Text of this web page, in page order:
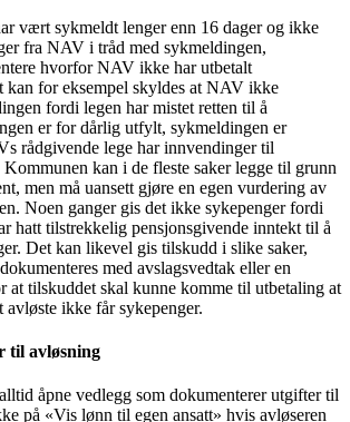
vært sykmeldt lenger enn 16 dager og ikke
fra NAV i tråd med sykmeldingen,
hvorfor NAV ikke har utbetalt
kan for eksempel skyldes at NAV ikke
fordi legen har mistet retten til å
er for dårlig utfylt, sykmeldingen er
rådgivende lege har innvendinger til
kan i de fleste saker legge til grunn
men må uansett gjøre en egen vurdering av
Noen ganger gis det ikke sykepenger fordi
hatt tilstrekkelig pensjonsgivende inntekt til å
Det kan likevel gis tilskudd i slike saker,
med avslagsvedtak eller en
at tilskuddet skal kunne komme til utbetaling at
avløste ikke får sykepenger.
til avløsning
åpne vedlegg som dokumenterer utgifter til
på «Vis lønn til egen ansatt» hvis avløseren